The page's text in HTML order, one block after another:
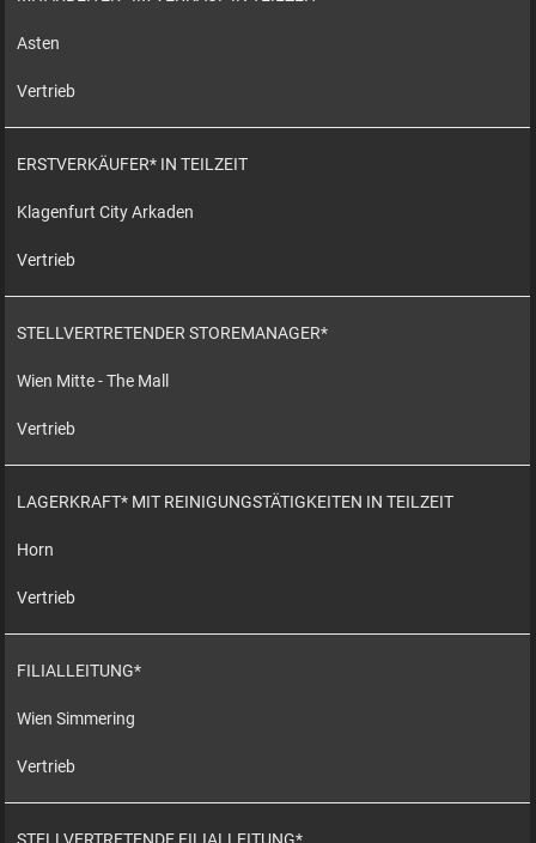
Asten
Vertrieb
ERSTVERKÄUFER* IN TEILZEIT
Klagenfurt City Arkaden
Vertrieb
STELLVERTRETENDER STOREMANAGER*
Wien Mitte - The Mall
Vertrieb
LAGERKRAFT* MIT REINIGUNGSTÄTIGKEITEN IN TEILZEIT
Horn
Vertrieb
FILIALLEITUNG*
Wien Simmering
Vertrieb